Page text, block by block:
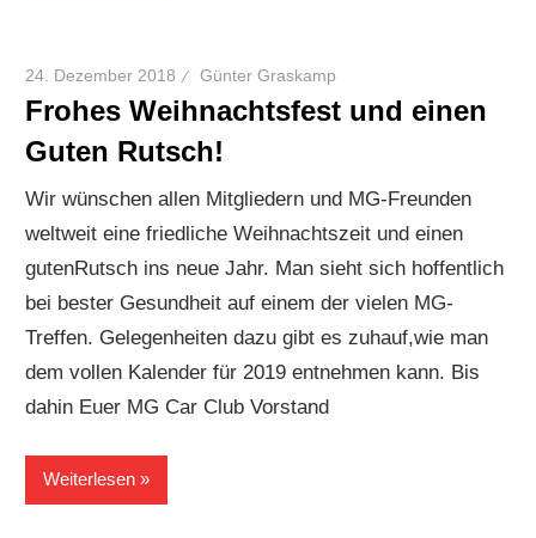
24. Dezember 2018 Günter Graskamp
Frohes Weihnachtsfest und einen
Guten Rutsch!
Wir wünschen allen Mitgliedern und MG-Freunden
weltweit eine friedliche Weihnachtszeit und einen
gutenRutsch ins neue Jahr. Man sieht sich hoffentlich
bei bester Gesundheit auf einem der vielen MG-
Treffen. Gelegenheiten dazu gibt es zuhauf,wie man
dem vollen Kalender für 2019 entnehmen kann. Bis
dahin Euer MG Car Club Vorstand
Weiterlesen